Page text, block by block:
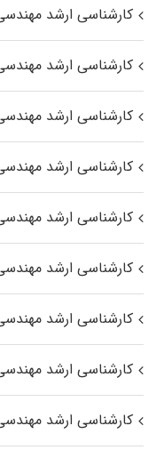
کارشناسی ارشد
کارشناسی ارشد
کارشناسی ارشد
کارشناسی ارشد
کارشناسی ارشد
کارشناسی ارشد
کارشناسی ارشد
کارشناسی ارشد
کارشناسی ارشد